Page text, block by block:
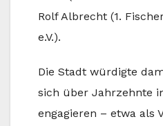
Rolf Albrecht (1.
e.V.).
Die Stadt würdigte
sich über Jahrzehnte
engagieren – etwa als